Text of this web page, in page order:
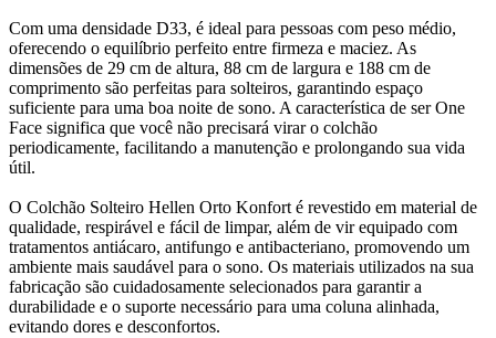
Com uma densidade D33, é ideal para pessoas com peso médio,
oferecendo o equilíbrio perfeito entre firmeza e maciez. As
dimensões de 29 cm de altura, 88 cm de largura e 188 cm de
comprimento são perfeitas para solteiros, garantindo espaço
suficiente para uma boa noite de sono. A característica de ser One
Face significa que você não precisará virar o colchão
periodicamente, facilitando a manutenção e prolongando sua vida
útil.
O Colchão Solteiro Hellen Orto Konfort é revestido em material de
qualidade, respirável e fácil de limpar, além de vir equipado com
tratamentos antiácaro, antifungo e antibacteriano, promovendo um
ambiente mais saudável para o sono. Os materiais utilizados na sua
fabricação são cuidadosamente selecionados para garantir a
durabilidade e o suporte necessário para uma coluna alinhada,
evitando dores e desconfortos.